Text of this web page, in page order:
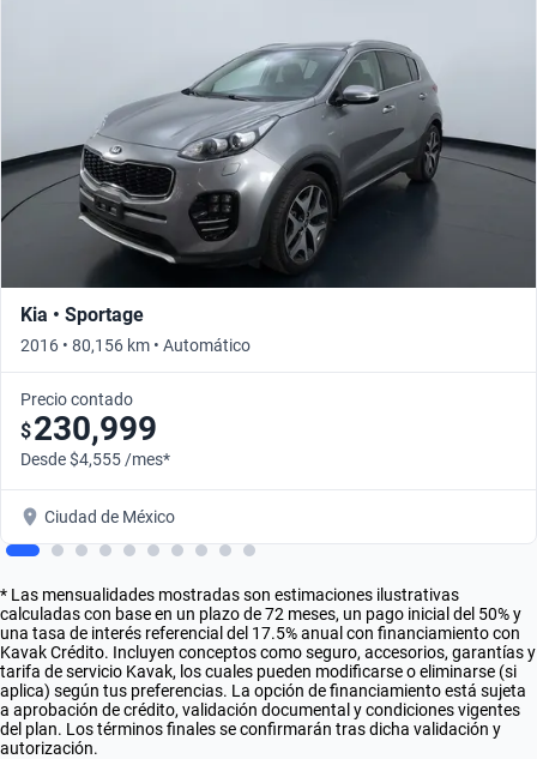
Kia • Sportage
2016 • 80,156 km • Automático
Precio contado
$230,999
Desde $4,555 /mes*
Ciudad de México
* Las mensualidades mostradas son estimaciones ilustrativas
calculadas con base en un plazo de 72 meses, un pago inicial del 50% y
una tasa de interés referencial del 17.5% anual con financiamiento con
Kavak Crédito. Incluyen conceptos como seguro, accesorios, garantías y
tarifa de servicio Kavak, los cuales pueden modificarse o eliminarse (si
aplica) según tus preferencias. La opción de financiamiento está sujeta
a aprobación de crédito, validación documental y condiciones vigentes
del plan. Los términos finales se confirmarán tras dicha validación y
autorización.